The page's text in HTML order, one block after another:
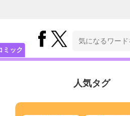
ミック
人気タグ